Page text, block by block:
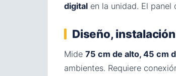
digital en la unidad. El panel
Diseño,
Mide 75 cm de alto, 45 cm
ambientes. Requiere